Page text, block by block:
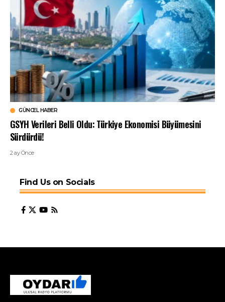
GÜNCEL HABER
GSYH Verileri Belli Oldu: Türkiye Ekonomisi Büyümesini
Sürdürdü!
2 ay Önce
Find Us on Socials